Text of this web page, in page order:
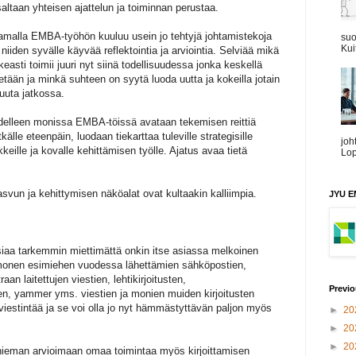
yhteisen ajattelun ja toiminnan perustaa.
EMBA-työhön kuuluu usein jo tehtyjä johtamistekoja
syvälle käyvää reflektointia ja arviointia. Selviää mikä
toimii juuri nyt siinä todellisuudessa jonka keskellä
ja minkä suhteen on syytä luoda uutta ja kokeilla jotain
jatkossa.
monissa EMBA-töissä avataan tekemisen reittiä
eteenpäin, luodaan tiekarttaa tuleville strategisille
ja kovalle kehittämisen työlle. Ajatus avaa tietä
ja kehittymisen näköalat ovat kultaakin kalliimpia.
tarkemmin miettimättä onkin itse asiassa melkoinen
esimiehen vuodessa lähettämien sähköpostien,
laitettujen viestien, lehtikirjoitusten,
yammer yms. viestien ja monien muiden kirjoitusten
ja se voi olla jo nyt hämmästyttävän paljon myös
arvioimaan omaa toimintaa myös kirjoittamisen
JYU
►
►
►